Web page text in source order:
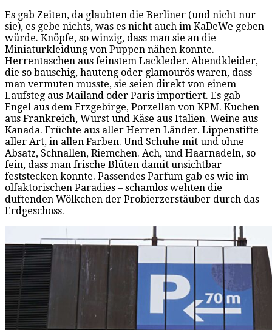
Es gab Zeiten, da glaubten die Berliner (und nicht nur
sie), es gebe nichts, was es nicht auch im KaDeWe geben
würde. Knöpfe, so winzig, dass man sie an die
Miniaturkleidung von Puppen nähen konnte.
Herrentaschen aus feinstem Lackleder. Abendkleider,
die so bauschig, hauteng oder glamourös waren, dass
man vermuten musste, sie seien direkt von einem
Laufsteg aus Mailand oder Paris importiert. Es gab
Engel aus dem Erzgebirge, Porzellan von KPM. Kuchen
aus Frankreich, Wurst und Käse aus Italien. Weine aus
Kanada. Früchte aus aller Herren Länder. Lippenstifte
aller Art, in allen Farben. Und Schuhe mit und ohne
Absatz, Schnallen, Riemchen. Ach, und Haarnadeln, so
fein, dass man frische Blüten damit unsichtbar
feststecken konnte. Passendes Parfum gab es wie im
olfaktorischen Paradies – schamlos wehten die
duftenden Wölkchen der Probierzerstäuber durch das
Erdgeschoss.